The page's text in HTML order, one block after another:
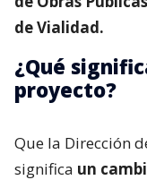
de Vialidad.
¿Qué
proyecto?
Que la Dirección
significa un